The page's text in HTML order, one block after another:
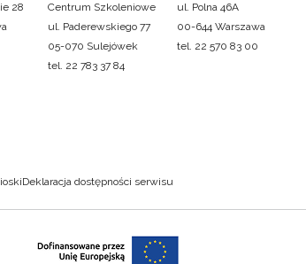
28
Centrum Szkoleniowe
ul. Paderewskiego 77
05-070 Sulejówek
tel. 22 783 37 84
ul. Polna 46A
00-644 Warszawa
tel. 22 570 83 00
Deklaracja dostępności serwisu